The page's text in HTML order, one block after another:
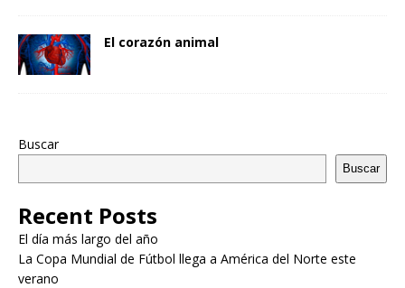
El corazón animal
Buscar
Buscar
Recent Posts
El día más largo del año
La Copa Mundial de Fútbol llega a América del Norte este
verano